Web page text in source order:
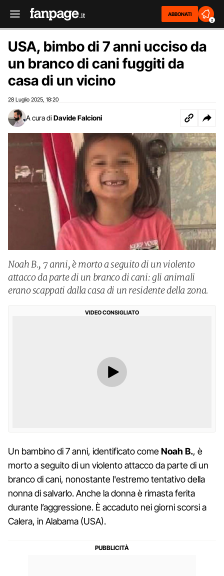
ABBONATI
2
USA, bimbo di 7 anni ucciso da
un branco di cani fuggiti da
casa di un vicino
28 Luglio 2025 18:20
A cura di Davide Falcioni
Noah B., 7 anni, è morto a seguito di un violento
attacco da parte di un branco di cani: gli animali
erano scappati dalla casa di un residente della zona.
VIDEO CONSIGLIATO
Un bambino di 7 anni, identificato comeNoah B., è
morto a seguito di un violento attacco da parte di un
branco di cani, nonostante l'estremo tentativo della
nonna di salvarlo. Anche la donna è rimasta ferita
durante l’aggressione. È accaduto nei giorni scorsi a
Calera, in Alabama (USA).